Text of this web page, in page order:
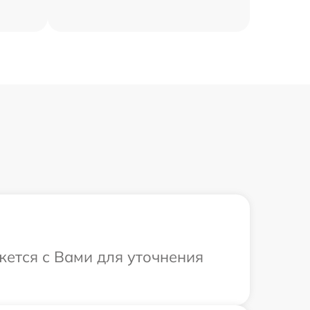
с Вами для уточнения